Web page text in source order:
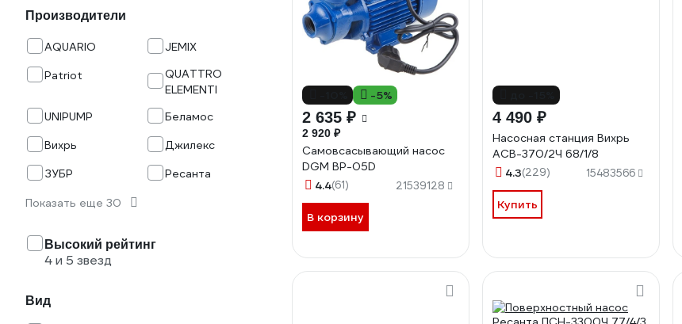
Производители
AQUARIO
JEMIX
Patriot
QUATTRO
ELEMENTI
UNIPUMP
Беламос
Вихрь
Джилекс
ЗУБР
Ресанта
Показать еще 30
Высокий рейтинг
4 и 5 звезд
Вид
-5%
2 635 ₽
2 920 ₽
Самовсасывающий насос
DGM BP-05D
4.4(61) 21539128
В корзину
4 490 ₽
Насосная станция Вихрь
АСВ-370/2Ч 68/1/8
4.3(229) 15483566
Купить